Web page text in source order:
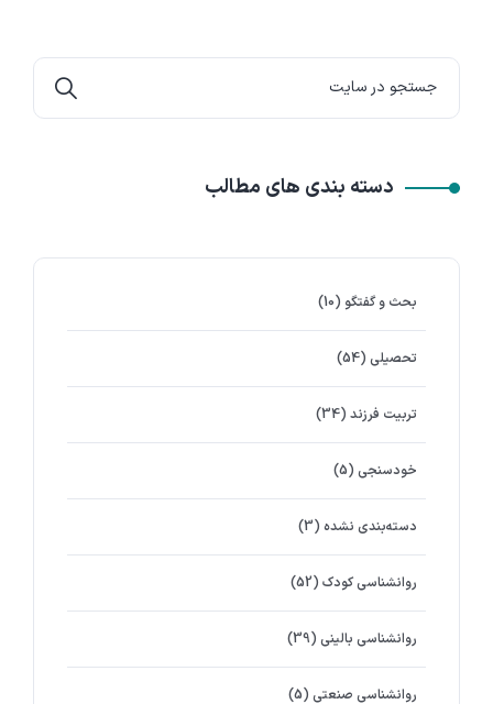
دسته بندی های مطالب
بحث و گفتگو (10)
تحصیلی (54)
تربیت فرزند (34)
خودسنجی (5)
دسته‌بندی نشده (3)
روانشناسي كودك (52)
روانشناسی بالینی (39)
روانشناسی صنعتی (5)